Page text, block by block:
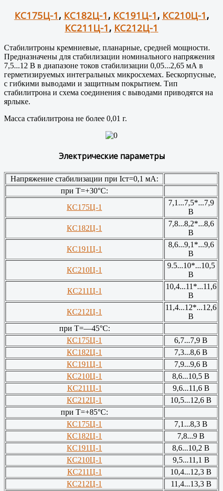
КС175Ц-1, КС182Ц-1, КС191Ц-1, КС210Ц-1,
КС211Ц-1, KС212Ц-1
Стабилитроны кремниевые, планарные, средней мощности.
Предназначены для стабилизации номинального напряжения
7,5...12 В в диапазоне токов стабилизации 0,05...2,65 мА в
герметизируемых интегральных микросхемах. Бескорпусные,
с гибкими выводами и защитным покрытием. Тип
стабилитрона и схема соединения с выводами приводятся на
ярлыке.
Масса стабилитрона не более 0,01 г.
Электрические параметры
Напряжение стабилизации при Iст=0,1 мА:
при Т=+30°С:
КС175Ц-1
7,1...7,5*...7,9
В
КС182Ц-1
7,8...8,2*...8,6
В
КС191Ц-1
8,6...9,1*...9,6
В
КС210Ц-1
9.5...10*...10,5
В
КС211Ц-1
10,4...11*...11,6
В
КС212Ц-1
11,4...12*...12,6
В
при Т=—45°С:
КС175Ц-1
6,7...7,9 В
КС182Ц-1
7,3...8,6 В
КС191Ц-1
7,9...9,6 В
КС210Ц-1
8,6...10,5 В
КС211Ц-1
9,6...11,6 В
КС212Ц-1
10,5...12,6 В
при Т=+85°С:
КС175Ц-1
7,1...8,3 В
КС182Ц-1
7,8...9 В
КС191Ц-1
8,6...10,2 В
КС210Ц-1
9,5...11,1 В
КС211Ц-1
10,4...12,3 В
КС212Ц-1
11,4...13,3 В